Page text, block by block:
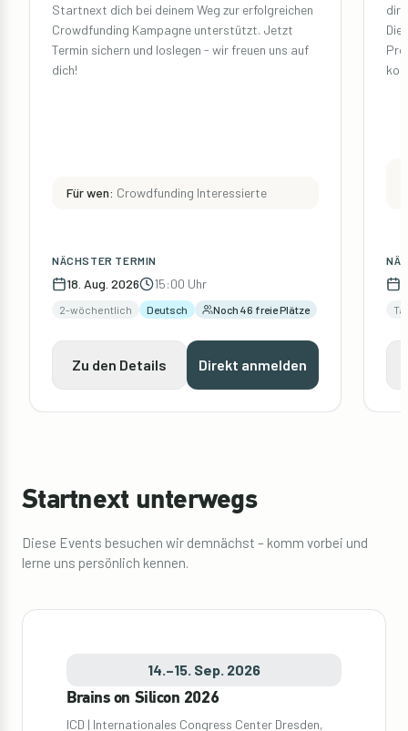
Startnext dich bei deinem Weg zur erfolgreichen
Crowdfunding Kampagne unterstützt. Jetzt
Termin sichern und loslegen - wir freuen uns auf
dich!
Für wen: Crowdfunding Interessierte
NÄCHSTER TERMIN
18. Aug. 2026 15:00 Uhr
2-wöchentlich Deutsch Noch 46 freie Plätze
Zu den Details Direkt anmelden
dir
Startnext unterwegs
Diese Events besuchen wir demnächst – komm vorbei und
lerne uns persönlich kennen.
14.–15. Sep. 2026
Brains on Silicon 2026
ICD | Internationales Congress Center Dresden,